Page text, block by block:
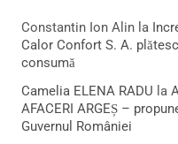
Constantin Ion Alin la
Calor Confort S. A.
consumă
Camelia ELENA RADU la
AFACERI ARGEȘ –
Guvernul României